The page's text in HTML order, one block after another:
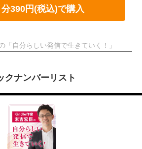
390円(税込)で購入
「自分らしい発信で生きていく！」
クナンバーリスト